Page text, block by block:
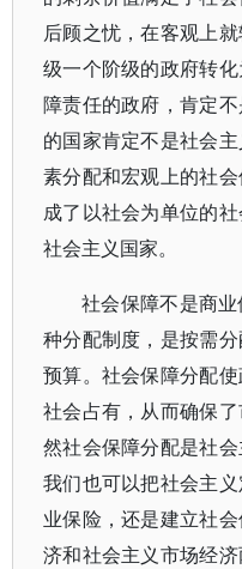
后顾之忧，在客观上
级一个阶级的政府转
障责任的政府，肯定
的国家肯定不是社会
素分配和宏观上的社
成了以社会为单位的
社会主义国家。
社会保障不是商
种分配制度，是按需
预算。社会保障分配
社会占有，从而确保
然社会保障分配是社
我们也可以把社会主
业保险，还是建立社
济和社会主义市场经